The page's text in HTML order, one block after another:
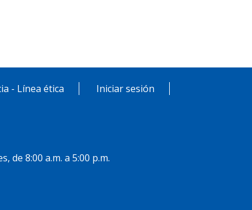
- Línea ética
Iniciar sesión
de 8:00 a.m. a 5:00 p.m.